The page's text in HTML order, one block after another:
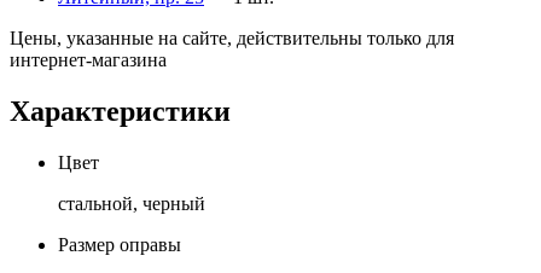
Цены, указанные на сайте, действительны только для
интернет-магазина
Характеристики
Цвет
стальной, черный
Размер оправы